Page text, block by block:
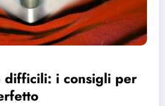
i consigli per